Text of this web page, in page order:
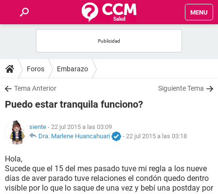
MENU
FOROS
SALUD
NUTRICIÓN
BIENESTAR
SEXUALIDAD
Foros Embarazo
Tema Anterior Siguiente Tema
Puedo estar tranquila funciono?
siente - 22 jul 2015 a las 03:09
Dra. Marlene Huancahuari
- 22 jul 2015 a las 03:18
Hola,
Sucede que el 15 del mes pasado tuve mi regla a los nueve
días de aver parado tuve relaciones el condón quedo dentro
visible por lo que lo saque de una vez y bebí una postday por